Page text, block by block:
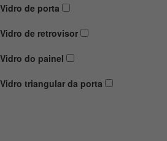
Vidro de porta
Vidro de retrovisor
Vidro do painel
Vidro triangular da porta